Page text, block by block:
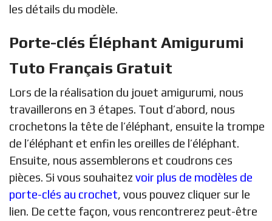
les détails du modèle.
Porte-clés Éléphant Amigurumi
Tuto Français Gratuit
Lors de la réalisation du jouet amigurumi, nous
travaillerons en 3 étapes. Tout d’abord, nous
crochetons la tête de l’éléphant, ensuite la trompe
de l’éléphant et enfin les oreilles de l’éléphant.
Ensuite, nous assemblerons et coudrons ces
pièces. Si vous souhaitez voir plus de modèles de
porte-clés au crochet, vous pouvez cliquer sur le
lien. De cette façon, vous rencontrerez peut-être